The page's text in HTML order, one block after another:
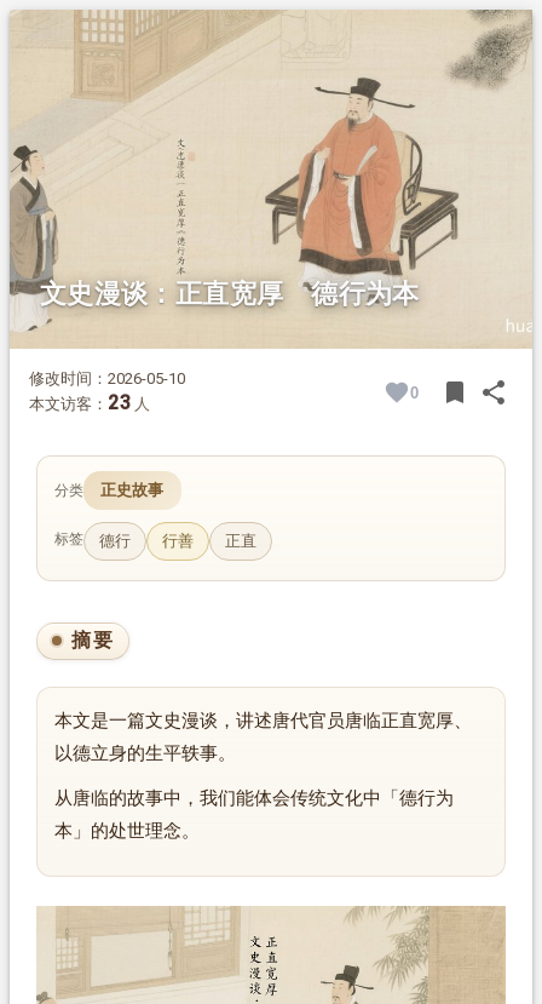
出身与早年任职
冒罪放囚归耕
执法刚正不阿
为官清廉 宽厚待下
断案公允 深得帝心
文史漫谈：正直宽厚 德行为本
修改时间：2026-05-10
本文访客： 23 人
0 bookmark share
分类 正史故事
标签 德行 行善 正直
摘要
本文是一篇文史漫谈，讲述唐代官员唐临正直宽厚、
以德立身的生平轶事。
从唐临的故事中，我们能体会传统文化中「德行为
本」的处世理念。